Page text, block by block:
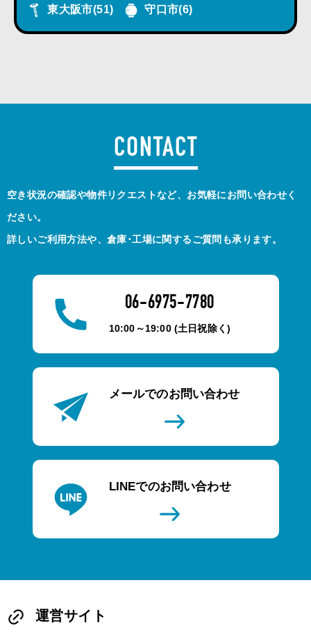
東大阪市(51) 守口市(6)
CONTACT
空き状況の確認や物件リクエストなど、お気軽にお問い合わせく
ださい。
詳しいご利用方法や、倉庫･工場に関するご質問も承ります。
06-6975-7780
10:00～19:00 (土日祝除く)
メールでのお問い合わせ
LINEでのお問い合わせ
運営サイト